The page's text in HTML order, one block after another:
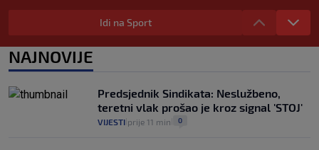
Selidba je jedno od stresnijih iskustava.
Evo aktualnih cijena i nekoliko savjeta
0
automobilom na Hvar iz Zagreba, a
koliko iz Osijeka
14
Idi na Sport
NAJNOVIJE
Predsjednik Sindikata: Neslužbeno,
teretni vlak prošao je kroz signal 'STOJ'
VIJESTI prije 11 min 0